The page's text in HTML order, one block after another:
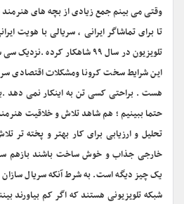
وقتی می بینم جمع زیادی از بچه های هنرمند
تا برای تماشاگر ایرانی ، سریالی با هویت
تلویزیون در سال ۹۹ شاهکار
این شرایط سخت کرونا ومشکلات اقتصادی
هست . براحتی کسی تن به اینکار نمی دهد .به
حتما ببینیم ؛ هم شاهد تلاش و خلاقیت
تحلیل و ارزیابی برای کار بهتر و پخته تر
خارجی جذاب و خوش ساخت باشند بازهم
یک چیز دیگه است. به شرط آنکه سریال سازان
شبکه تلویزیونی هستند که اگر کم بیاورند